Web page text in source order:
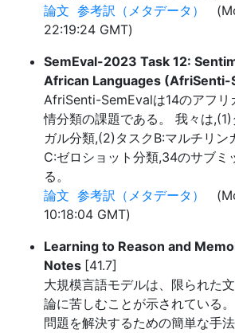
論文 参考訳（メタデータ）
22:19:24 GMT)
SemEval-2023 Task 12:
African Languages (AfriSenti-
AfriSenti-SemEvalは14のアフリ
情分類の課題である。 我々は
ガル分類,(2)タスクB:マルチリン
C:ゼロショット分類,34のサブミ
る。
論文 参考訳（メタデータ）
10:18:04 GMT)
Learning to Reason and
Notes [41.7]
大規模言語モデルは、限られた
論に苦しむことが示されている
問題を解決するための簡単な手法